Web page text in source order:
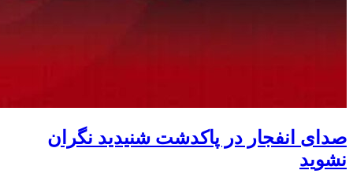
صدای انفجار در پاکدشت شنیدید نگران
نشوید